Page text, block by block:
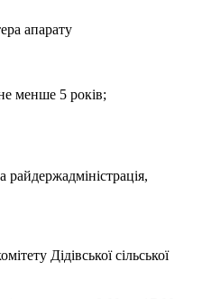
апарату
менше 5 років;
Дідівської сільської